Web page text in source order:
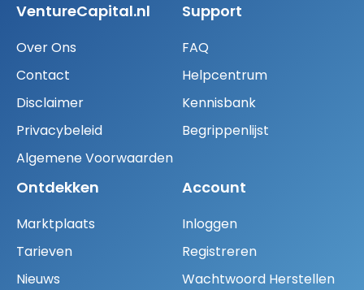
VentureCapital.nl
Over Ons
Contact
Disclaimer
Privacybeleid
Algemene Voorwaarden
Support
FAQ
Helpcentrum
Kennisbank
Begrippenlijst
Ontdekken
Marktplaats
Tarieven
Nieuws
Account
Inloggen
Registreren
Wachtwoord Herstellen